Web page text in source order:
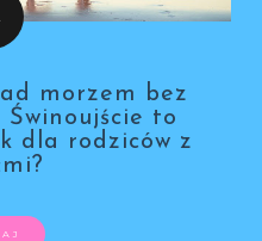
morzem bez
Świnoujście to
dla rodziców z